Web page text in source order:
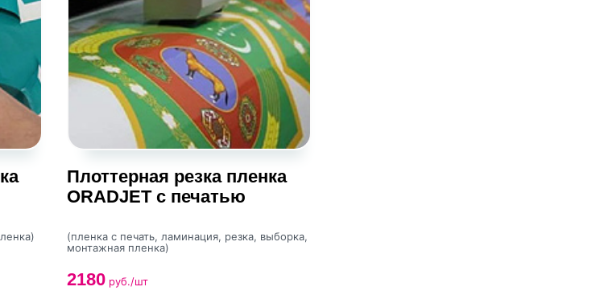
Плоттерная резка пленка
ORADJET с печатью
(пленка с печать, ламинация, резка, выборка,
монтажная пленка)
2180 руб./шт